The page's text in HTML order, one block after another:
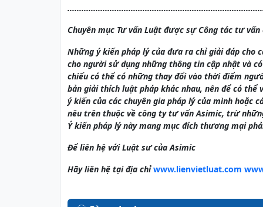
Chuyên mục Tư vấn Luật được sự Công tác tư vấn
Những ý kiến pháp lý của đưa ra chỉ giải đáp cho
cho người sử dụng những thông tin cập nhật và
chiếu có thể có những thay đổi vào thời điểm
bản giải thích luật pháp khác nhau, nên để có
ý kiến của các chuyên gia pháp lý của mình hoặc
nêu trên thuộc về công ty tư vấn Asimic, trừ
Ý kiến pháp lý này mang mục đích thương mại
Để liên hệ với Luật sư của Asimic
Hãy liên hệ tại địa chỉwww.lienvietluat.com